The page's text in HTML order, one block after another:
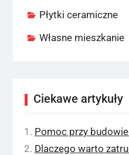
Płytki ceramiczne
Własne mieszkanie
Ciekawe artykuły
Pomoc przy
Dlaczego warto